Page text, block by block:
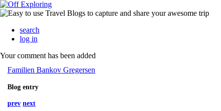
search
log in
Your comment has been added
Familien Bankov Gregersen
Blog entry
prev next